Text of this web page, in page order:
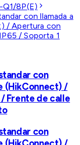
8P(E)
con
(HikConnect) /
Frente de calle
con